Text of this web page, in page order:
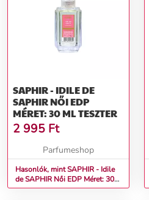
SAPHIR - IDILE DE
SAPHIR NŐI EDP
MÉRET: 30 ML TESZTER
2 995 Ft
Parfumeshop
Hasonlók, mint SAPHIR - Idile
de SAPHIR Női EDP Méret: 30
ml teszter